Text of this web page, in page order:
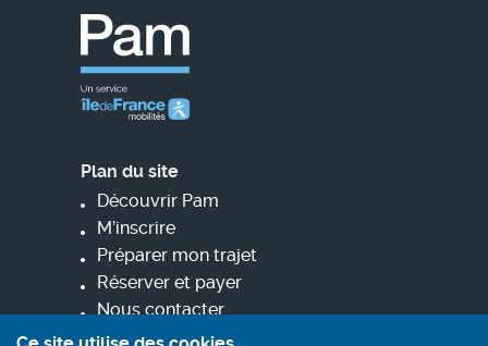
Plan du site
Découvrir Pam
M’inscrire
Préparer mon trajet
Réserver et payer
Nous contacter